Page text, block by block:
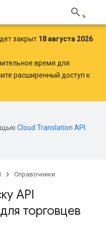
закрыт 18 августа 2026
время для
расширенный доступ к
Cloud Translation API
Справочники
API
торговцев